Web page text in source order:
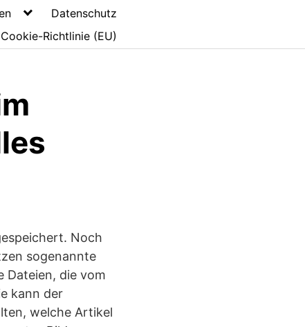
Datenschutz
Cookie-Richtlinie (EU)
Noch
sogenannte
Dateien, die vom
kann der
welche Artikel